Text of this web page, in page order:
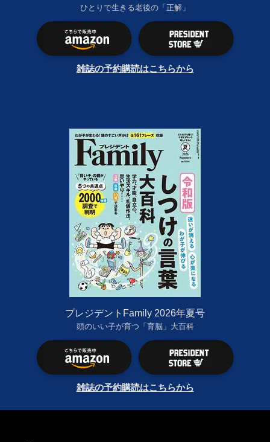
ひとりで生きる老後の「正解」
雑誌の予約購読はこちらから
プレジデントFamily 2026年夏号
頭のいい子が育つ「育脳」大百科
雑誌の予約購読はこちらから